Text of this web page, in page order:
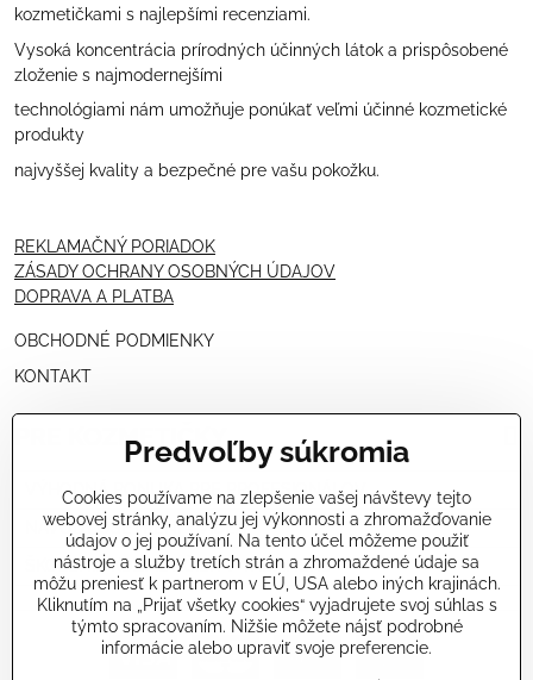
kozmetičkami s najlepšími recenziami.
Vysoká koncentrácia prírodných účinných látok a prispôsobené
zloženie s najmodernejšími
technológiami nám umožňuje ponúkať veľmi účinné kozmetické
produkty
najvyššej kvality a bezpečné pre vašu pokožku.
REKLAMAČNÝ PORIADOK
ZÁSADY OCHRANY OSOBNÝCH ÚDAJOV
DOPRAVA A PLATBA
OBCHODNÉ PODMIENKY
KONTAKT
PRE KOZMETIČKY
VÝHODNÁ PONUKA PRE PROFESIONÁLOV
NÁVODY OŠETRENÍ - VIDEÁ
ŠKOLENIE KOZMETIČIEK V TALIANSKU
Predvoľby súkromia
Cookies používame na zlepšenie vašej návštevy tejto
webovej stránky, analýzu jej výkonnosti a zhromažďovanie
údajov o jej používaní. Na tento účel môžeme použiť
nástroje a služby tretích strán a zhromaždené údaje sa
môžu preniesť k partnerom v EÚ, USA alebo iných krajinách.
Kliknutím na „Prijať všetky cookies“ vyjadrujete svoj súhlas s
týmto spracovaním. Nižšie môžete nájsť podrobné
informácie alebo upraviť svoje preferencie.